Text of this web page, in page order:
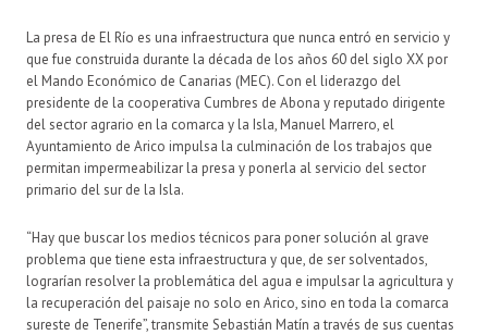
La presa de El Río es una infraestructura que nunca entró en servicio y
que fue construida durante la década de los años 60 del siglo XX por
el Mando Económico de Canarias (MEC). Con el liderazgo del
presidente de la cooperativa Cumbres de Abona y reputado dirigente
del sector agrario en la comarca y la Isla, Manuel Marrero, el
Ayuntamiento de Arico impulsa la culminación de los trabajos que
permitan impermeabilizar la presa y ponerla al servicio del sector
primario del sur de la Isla.
“Hay que buscar los medios técnicos para poner solución al grave
problema que tiene esta infraestructura y que, de ser solventados,
lograrían resolver la problemática del agua e impulsar la agricultura y
la recuperación del paisaje no solo en Arico, sino en toda la comarca
sureste de Tenerife”, transmite Sebastián Matín a través de sus cuentas